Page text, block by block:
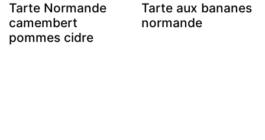
Tarte Normande
camembert
pommes cidre
Tarte aux bananes
normande